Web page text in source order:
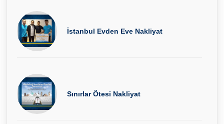
İstanbul Evden Eve Nakliyat
Sınırlar Ötesi Nakliyat